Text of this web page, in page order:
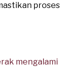
proses
mengalami